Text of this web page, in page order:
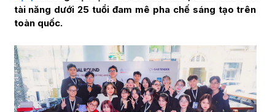
tài năng dưới 25 tuổi đam mê pha chế sáng tạo trên
toàn quốc.